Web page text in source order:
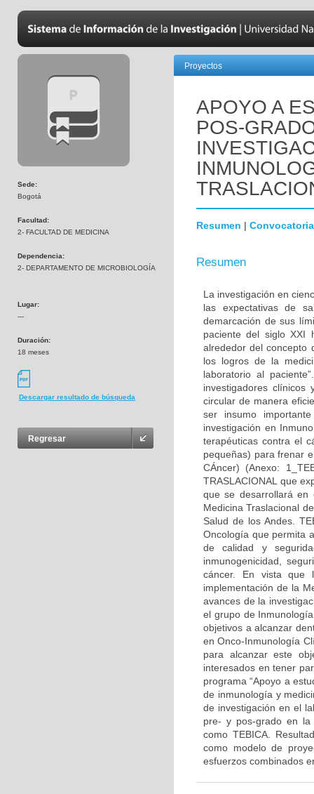
Sede:
Bogotá
Facultad:
2- FACULTAD DE MEDICINA
Dependencia:
2- DEPARTAMENTO DE MICROBIOLOGÍA
Lugar:
---
Duración:
18 meses
Descargar resultado de búsqueda
Regresar
Proyectos
APOYO A
POS-
Resumen | Convocatoria
Resumen
La investigación en
las expectativas de
demarcación de sus
paciente del siglo XXI
alrededor del concepto
los logros de la
laboratorio al
investigadores
circular de manera
ser insumo
investigación en
terapéuticas contra el
pequeñas) para frenar
CÁncer) (Anexo:
TRASLACIONAL que
que se desarrollará
Medicina Traslacional
Salud de los Andes.
Oncología que permita
de calidad y
inmunogenicidad,
cáncer. En vista que
implementación de la
avances de la
el grupo de
objetivos a alcanzar
en Onco-Inmunología
para alcanzar este
interesados en tener
programa “Apoyo a
de inmunología y
de investigación en el
pre- y pos-grado en la
como TEBICA.
como modelo de
esfuerzos combinados